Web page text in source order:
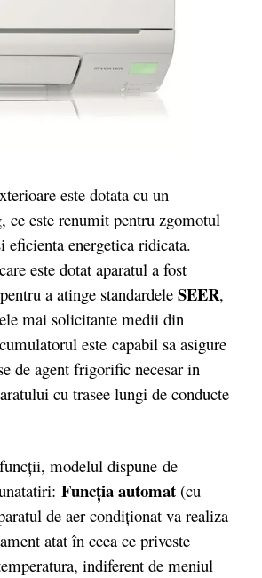
este dotata cu un
ce este renumit pentru zgomotul
eficienta energetica ridicata.
este dotat aparatul a fost
a atinge standardele SEER,
mai solicitante medii din
este capabil sa asigure
de agent frigorific necesar in
cu trasee lungi de conducte
modelul dispune de
Funcţia automat (cu
de aer condiţionat va realiza
atat în ceea ce priveste
indiferent de meniul